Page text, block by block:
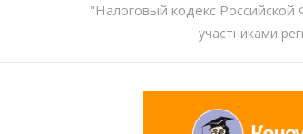
"Налоговый кодекс
участниками